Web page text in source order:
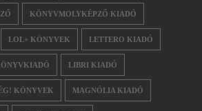
KÖNYVMOLYKÉPZŐ KIADÓ
LOL+ KÖNYVEK LETTERO KIADÓ
LIBRI KIADÓ
KÖNYVEK MAGNÓLIA KIADÓ